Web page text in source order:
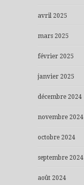
avril 2025
mars 2025
février 2025
janvier 2025
décembre 2024
novembre 2024
octobre 2024
septembre 2024
août 2024